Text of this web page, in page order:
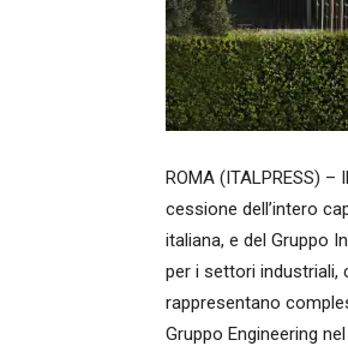
ROMA (ITALPRESS)
cessione dell’intero
italiana, e del Gruppo
per i settori industriali,
rappresentano
Gruppo Engineering